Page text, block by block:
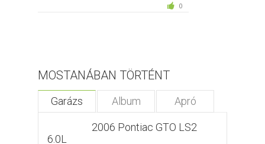
0
MOSTANÁBAN TÖRTÉNT
Garázs Album Apró
2006 Pontiac GTO LS2
6.0L